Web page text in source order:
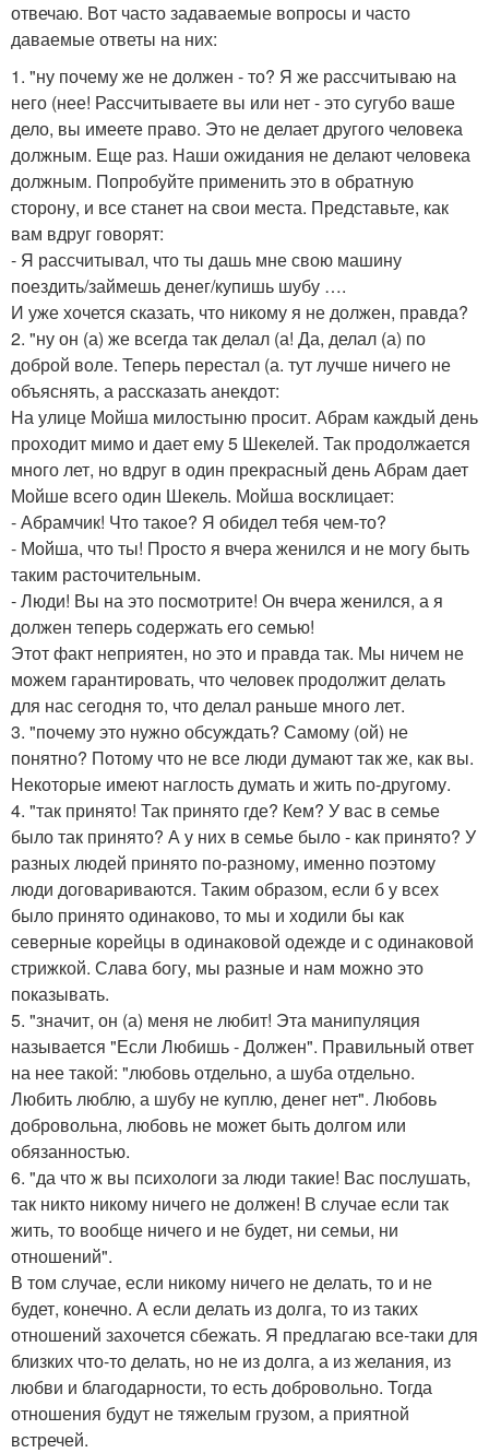
отвечаю. Вот часто задаваемые вопросы и часто
даваемые ответы на них:
1. "ну почему же не должен - то? Я же рассчитываю на
него (нее! Рассчитываете вы или нет - это сугубо ваше
дело, вы имеете право. Это не делает другого человека
должным. Еще раз. Наши ожидания не делают человека
должным. Попробуйте применить это в обратную
сторону, и все станет на свои места. Представьте, как
вам вдруг говорят:
- Я рассчитывал, что ты дашь мне свою машину
поездить/займешь денег/купишь шубу ….
И уже хочется сказать, что никому я не должен, правда?
2. "ну он (а) же всегда так делал (а! Да, делал (а) по
доброй воле. Теперь перестал (а. тут лучше ничего не
объяснять, а рассказать анекдот:
На улице Мойша милостыню просит. Абрам каждый день
проходит мимо и дает ему 5 Шекелей. Так продолжается
много лет, но вдруг в один прекрасный день Абрам дает
Мойше всего один Шекель. Мойша восклицает:
- Абрамчик! Что такое? Я обидел тебя чем-то?
- Мойша, что ты! Просто я вчера женился и не могу быть
таким расточительным.
- Люди! Вы на это посмотрите! Он вчера женился, а я
должен теперь содержать его семью!
Этот факт неприятен, но это и правда так. Мы ничем не
можем гарантировать, что человек продолжит делать
для нас сегодня то, что делал раньше много лет.
3. "почему это нужно обсуждать? Самому (ой) не
понятно? Потому что не все люди думают так же, как вы.
Некоторые имеют наглость думать и жить по-другому.
4. "так принято! Так принято где? Кем? У вас в семье
было так принято? А у них в семье было - как принято? У
разных людей принято по-разному, именно поэтому
люди договариваются. Таким образом, если б у всех
было принято одинаково, то мы и ходили бы как
северные корейцы в одинаковой одежде и с одинаковой
стрижкой. Слава богу, мы разные и нам можно это
показывать.
5. "значит, он (а) меня не любит! Эта манипуляция
называется "Если Любишь - Должен". Правильный ответ
на нее такой: "любовь отдельно, а шуба отдельно.
Любить люблю, а шубу не куплю, денег нет". Любовь
добровольна, любовь не может быть долгом или
обязанностью.
6. "да что ж вы психологи за люди такие! Вас послушать,
так никто никому ничего не должен! В случае если так
жить, то вообще ничего и не будет, ни семьи, ни
отношений".
В том случае, если никому ничего не делать, то и не
будет, конечно. А если делать из долга, то из таких
отношений захочется сбежать. Я предлагаю все-таки для
близких что-то делать, но не из долга, а из желания, из
любви и благодарности, то есть добровольно. Тогда
отношения будут не тяжелым грузом, а приятной
встречей.